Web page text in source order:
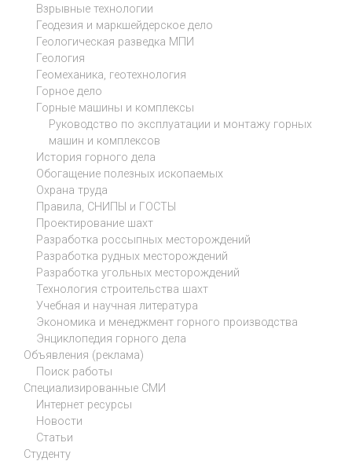
Взрывные технологии
Геодезия и маркшейдерское дело
Геологическая разведка МПИ
Геология
Геомеханика, геотехнология
Горное дело
Горные машины и комплексы
Руководство по эксплуатации и монтажу горных
машин и комплексов
История горного дела
Обогащение полезных ископаемых
Охрана труда
Правила, СНИПЫ и ГОСТЫ
Проектирование шахт
Разработка россыпных месторождений
Разработка рудных месторождений
Разработка угольных месторождений
Технология строительства шахт
Учебная и научная литература
Экономика и менеджмент горного производства
Энциклопедия горного дела
Объявления (реклама)
Поиск работы
Специализированные СМИ
Интернет ресурсы
Новости
Статьи
Студенту